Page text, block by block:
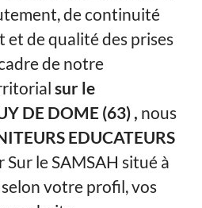
de continuité
et de qualité des prises
de notre
sur le
DE DOME (63) , nous
EDUCATEURS
le SAMSAH situé à
votre profil, vos